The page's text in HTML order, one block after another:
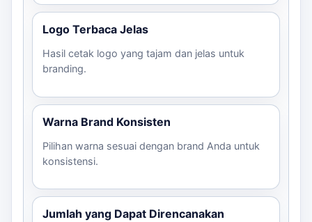
Logo Terbaca Jelas
Hasil cetak logo yang tajam dan jelas untuk
branding.
Warna Brand Konsisten
Pilihan warna sesuai dengan brand Anda untuk
konsistensi.
Jumlah yang Dapat Direncanakan